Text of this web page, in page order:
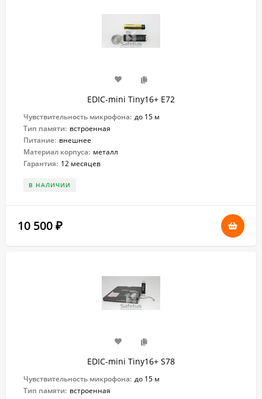
EDIC-mini Tiny16+ E72
Чувствительность микрофона: до 15 м
Тип памяти: встроенная
Питание: внешнее
Материал корпуса: металл
Гарантия: 12 месяцев
В НАЛИЧИИ
10 500 ₽
EDIC-mini Tiny16+ S78
Чувствительность микрофона: до 15 м
Тип памяти: встроенная